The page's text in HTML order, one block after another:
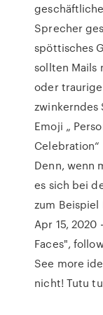
Sprecher
spöttisches
sollten Mails
oder
zwinkerndes
Emoji „
Celebration“
Denn, wenn
es sich bei
zum
Apr 15, 2020
Faces",
See more
nicht! Tutu